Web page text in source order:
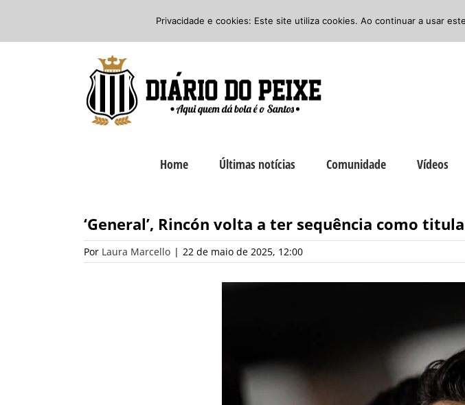
o
Facebook
Instagram
Home Últimas notícias Comunidade Vídeos
‘General’, Rincón volta a ter sequência como
Por Laura Marcello | 22 de maio de 2025, 12:00
Privacidade e cookies: Este site utiliza cookies. Ao continuar a usar